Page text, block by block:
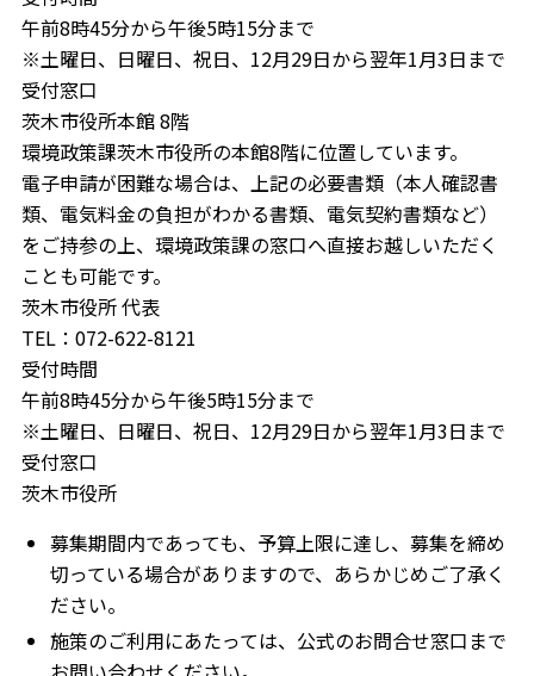
午前8時45分から午後5時15分まで
※土曜日、日曜日、祝日、12月29日から翌年1月3日まで
受付窓口
茨木市役所本館 8階
環境政策課茨木市役所の本館8階に位置しています。
電子申請が困難な場合は、上記の必要書類（本人確認書
類、電気料金の負担がわかる書類、電気契約書類など）
をご持参の上、環境政策課の窓口へ直接お越しいただく
ことも可能です。
茨木市役所 代表
TEL：072-622-8121
受付時間
午前8時45分から午後5時15分まで
※土曜日、日曜日、祝日、12月29日から翌年1月3日まで
受付窓口
茨木市役所
募集期間内であっても、予算上限に達し、募集を締め
切っている場合がありますので、あらかじめご了承く
ださい。
施策のご利用にあたっては、公式のお問合せ窓口まで